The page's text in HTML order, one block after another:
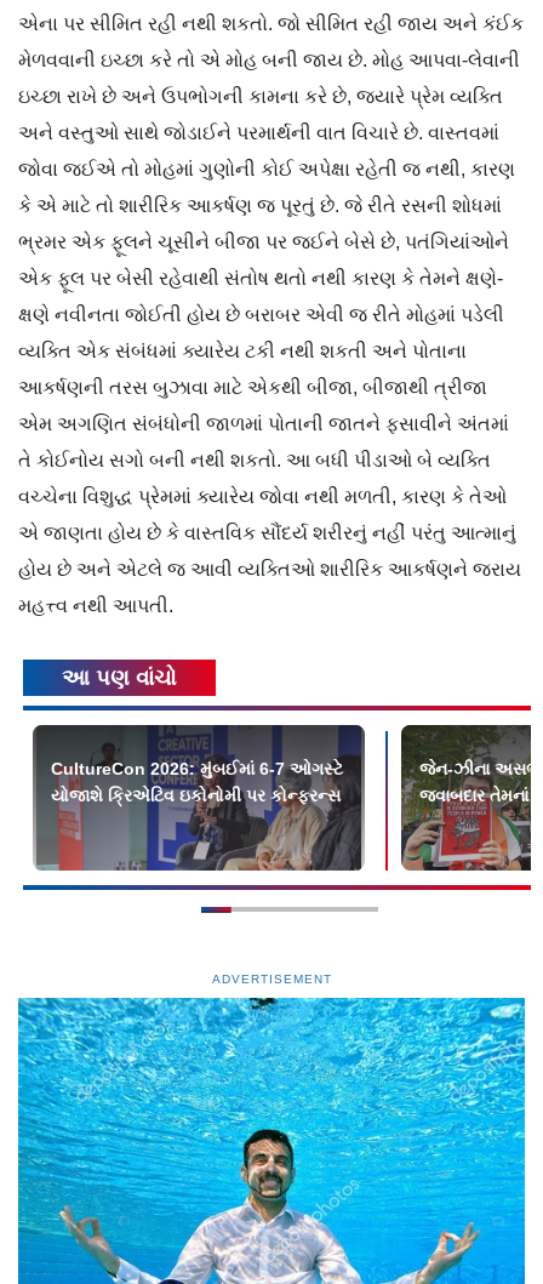
એના પર સીમિત રહી નથી શકતો. જો સીમિત રહી જાય અને કંઈક
મેળવવાની ઇચ્છા કરે તો એ મોહ બની જાય છે. મોહ આપવા-લેવાની
ઇચ્છા રાખે છે અને ઉપભોગની કામના કરે છે, જ્યારે પ્રેમ વ્યક્તિ
અને વસ્તુઓ સાથે જોડાઈને પરમાર્થની વાત વિચારે છે. વાસ્તવમાં
જોવા જઈએ તો મોહમાં ગુણોની કોઈ અપેક્ષા રહેતી જ નથી, કારણ
કે એ માટે તો શારીરિક આકર્ષણ જ પૂરતું છે. જે રીતે રસની શોધમાં
ભ્રમર એક ફૂલને ચૂસીને બીજા પર જઈને બેસે છે, પતંગિયાંઓને
એક ફૂલ પર બેસી રહેવાથી સંતોષ થતો નથી કારણ કે તેમને ક્ષણે-
ક્ષણે નવીનતા જોઈતી હોય છે બરાબર એવી જ રીતે મોહમાં પડેલી
વ્યક્તિ એક સંબંધમાં ક્યારેય ટકી નથી શકતી અને પોતાના
આકર્ષણની તરસ બુઝાવા માટે એકથી બીજા, બીજાથી ત્રીજા
એમ અગણિત સંબંધોની જાળમાં પોતાની જાતને ફસાવીને અંતમાં
તે કોઈનોય સગો બની નથી શકતો. આ બધી પીડાઓ બે વ્યક્તિ
વચ્ચેના વિશુદ્ધ પ્રેમમાં ક્યારેય જોવા નથી મળતી, કારણ કે તેઓ
એ જાણતા હોય છે કે વાસ્તવિક સૌંદર્ય શરીરનું નહીં પરંતુ આત્માનું
હોય છે અને એટલે જ આવી વ્યક્તિઓ શારીરિક આકર્ષણને જરાય
મહત્ત્વ નથી આપતી.
આ પણ વાંચો
CultureCon 2026: મુંબઈમાં 6-7 ઓગસ્ટે
યોજાશે ક્રિએટિવ ઇકોનોમી પર કોન્ફરન્સ
જેન-ઝીના અસભ્ય
જવાબદાર તેમનાં
ADVERTISEMENT